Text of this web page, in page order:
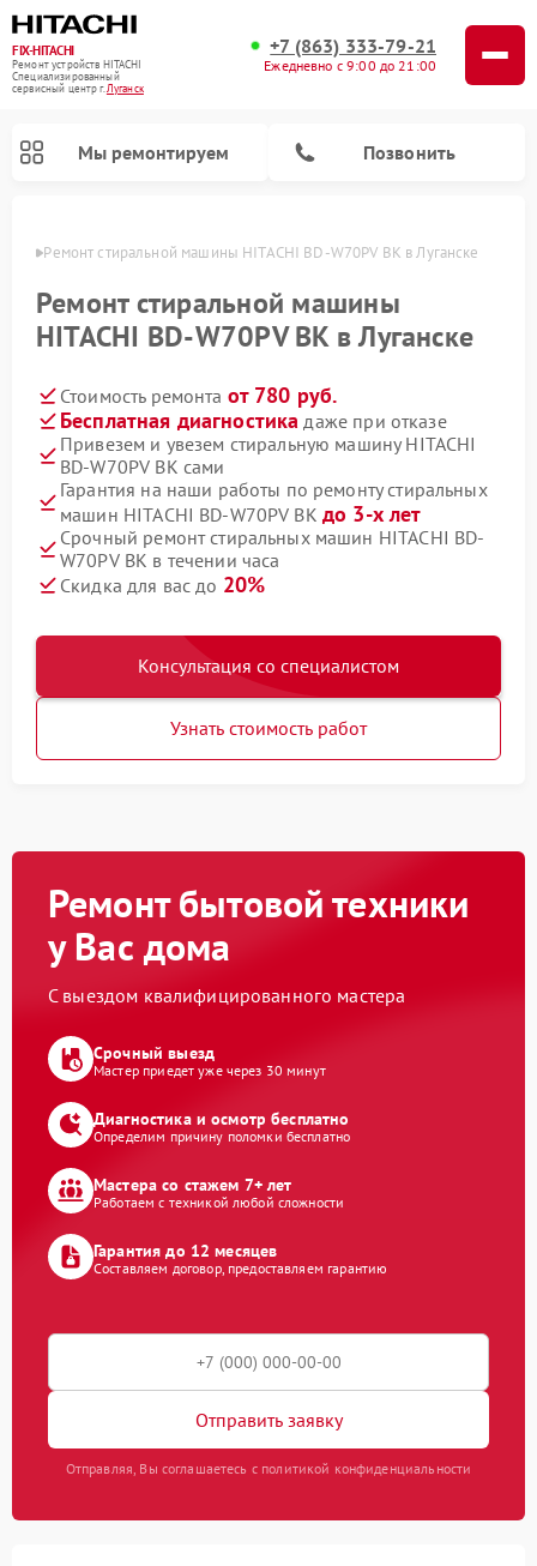
FIX-HITACHI
Ремонт устройств HITACHI
Специализированный
cервисный центр г.Луганск
+7 (863) 333-79-21
Ежедневно с 9:00 до 21:00
Мы ремонтируем Позвонить
Ремонт стиральной машины HITACHI BD-W70PV BK в Луганске
Ремонт стиральной машины
HITACHI BD-W70PV BK в Луганске
Стоимость ремонта от 780 руб.
Бесплатная диагностика даже при отказе
Привезем и увезем стиральную машину HITACHI
BD-W70PV BK сами
Гарантия на наши работы по ремонту стиральных
машин HITACHI BD-W70PV BK до 3-х лет
Срочный ремонт стиральных машин HITACHI BD-
W70PV BK в течении часа
Скидка для вас до 20%
Консультация со специалистом
Узнать стоимость работ
Ремонт бытовой техники
у Вас дома
С выездом квалифицированного мастера
Срочный выезд
Мастер приедет уже через 30 минут
Диагностика и осмотр бесплатно
Определим причину поломки бесплатно
Мастера со стажем 7+ лет
Работаем с техникой любой сложности
Гарантия до 12 месяцев
Составляем договор, предоставляем гарантию
Отправить заявку
Отправляя, Вы соглашаетесь с политикой конфиденциальности